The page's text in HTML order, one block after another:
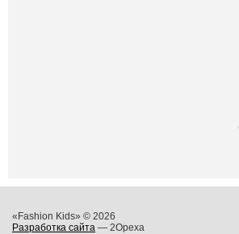
«Fashion Kids» © 2026
Разработка сайта — 2Opexa